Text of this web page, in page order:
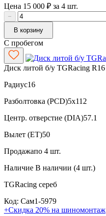
Цена 15 000 ₽ за 4 шт.
−
В корзину
С пробегом
Диск литой б/у TGRacing R16
Радиус16
Разболтовка (PCD)5x112
Центр. отверстие (DIA)57.1
Вылет (ET)50
Продажапо 4 шт.
Наличие В наличии (4 шт.)
TGRacing сереб
Код: Сам1-5979
+Скидка 20% на шиномонтаж